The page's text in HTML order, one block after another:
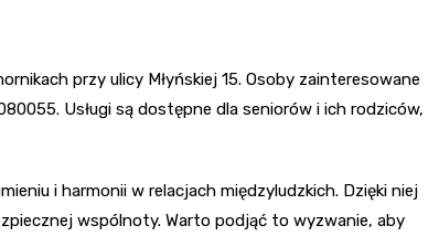
przy ulicy Młyńskiej 15. Osoby zainteresowane
Usługi są dostępne dla seniorów i ich rodziców,
i harmonii w relacjach międzyludzkich. Dzięki niej
wspólnoty. Warto podjąć to wyzwanie, aby